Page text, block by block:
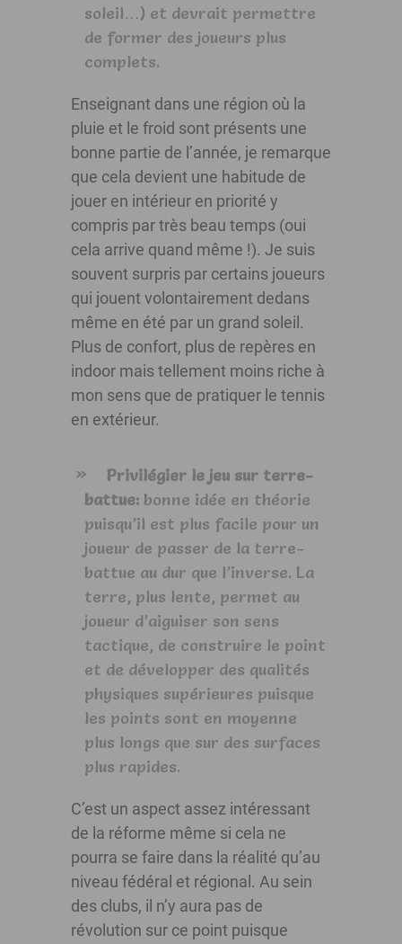
soleil…) et devrait permettre
de former des joueurs plus
complets.
Enseignant dans une région où la
pluie et le froid sont présents une
bonne partie de l’année, je remarque
que cela devient une habitude de
jouer en intérieur en priorité y
compris par très beau temps (oui
cela arrive quand même !). Je suis
souvent surpris par certains joueurs
qui jouent volontairement dedans
même en été par un grand soleil.
Plus de confort, plus de repères en
indoor mais tellement moins riche à
mon sens que de pratiquer le tennis
en extérieur.
Privilégier le jeu sur terre-
battue: bonne idée en théorie
puisqu’il est plus facile pour un
joueur de passer de la terre-
battue au dur que l’inverse. La
terre, plus lente, permet au
joueur d’aiguiser son sens
tactique, de construire le point
et de développer des qualités
physiques supérieures puisque
les points sont en moyenne
plus longs que sur des surfaces
plus rapides.
C’est un aspect assez intéressant
de la réforme même si cela ne
pourra se faire dans la réalité qu’au
niveau fédéral et régional. Au sein
des clubs, il n’y aura pas de
révolution sur ce point puisque